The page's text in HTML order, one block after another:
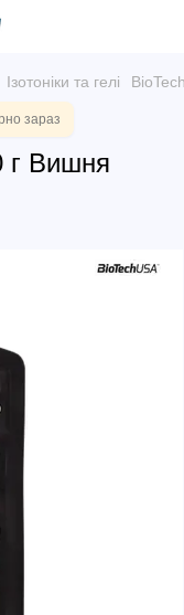
Ізотоніки та гелі
зараз
г Вишня